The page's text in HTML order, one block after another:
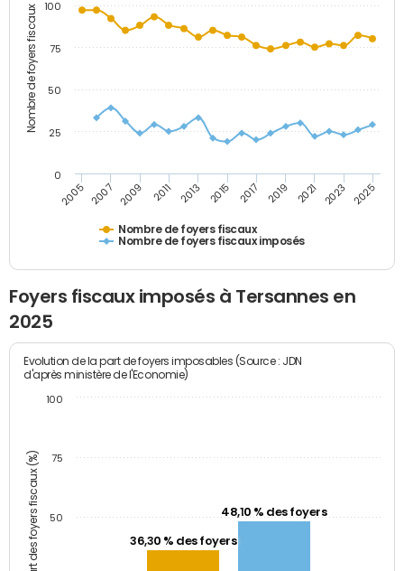
Nombre de foyers fiscaux
Nombre de foyers fiscaux
Nombre de foyers fiscaux imposés
2005 2007 2009 2011 2013 2015 2017 2019 2021 2023 2025
0
25
50
75
100
Foyers fiscaux imposés à Tersannes en
2025
Part des foyers fiscaux (%)
Evolution de la part de foyers imposables (Source : JDN
d'après ministère de l'Economie)
36,30 % des foyers
48,10 % des foyers
50
75
100